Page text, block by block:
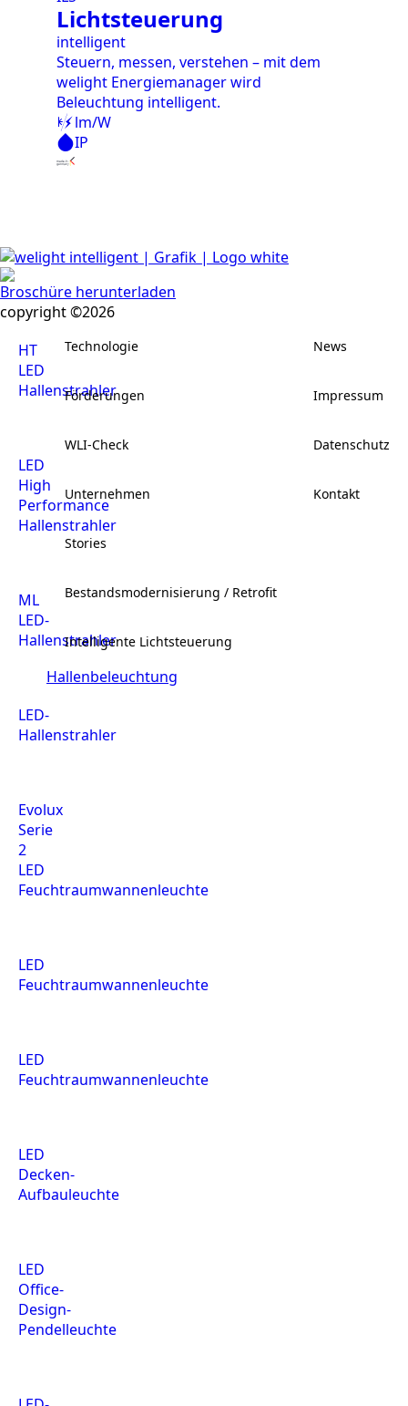
Lichtsteuerung
intelligent
Steuern, messen, verstehen – mit dem
welight Energiemanager wird
Beleuchtung intelligent.
lm/W
IP
Broschüre herunterladen
copyright ©2026
HT
LED
Hallenstrahler
LED
High
Performance
Hallenstrahler
ML
LED-
Hallenstrahler
LED-
Hallenstrahler
Evolux
Serie
2
LED
Feuchtraumwannenleuchte
LED
Feuchtraumwannenleuchte
LED
Feuchtraumwannenleuchte
LED
Decken-
Aufbauleuchte
LED
Office-
Design-
Pendelleuchte
Technologie
Förderungen
WLI-Check
Unternehmen
Stories
Bestandsmodernisierung / Retrofit
Intelligente Lichtsteuerung
Hallenbeleuchtung
News
Impressum
Datenschutz
Kontakt